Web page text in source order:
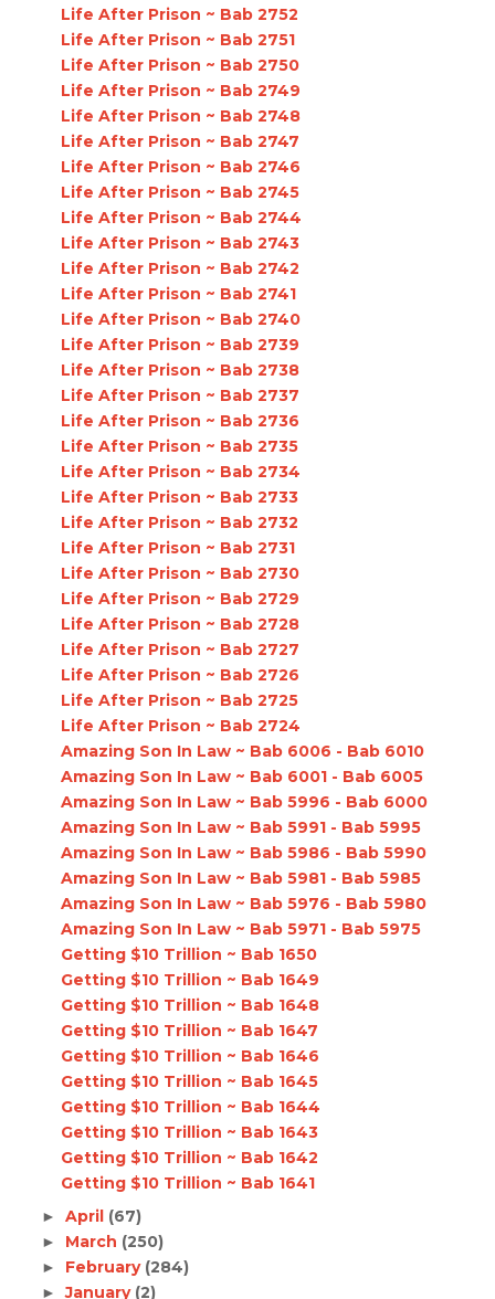
Life After Prison ~ Bab 2752
Life After Prison ~ Bab 2751
Life After Prison ~ Bab 2750
Life After Prison ~ Bab 2749
Life After Prison ~ Bab 2748
Life After Prison ~ Bab 2747
Life After Prison ~ Bab 2746
Life After Prison ~ Bab 2745
Life After Prison ~ Bab 2744
Life After Prison ~ Bab 2743
Life After Prison ~ Bab 2742
Life After Prison ~ Bab 2741
Life After Prison ~ Bab 2740
Life After Prison ~ Bab 2739
Life After Prison ~ Bab 2738
Life After Prison ~ Bab 2737
Life After Prison ~ Bab 2736
Life After Prison ~ Bab 2735
Life After Prison ~ Bab 2734
Life After Prison ~ Bab 2733
Life After Prison ~ Bab 2732
Life After Prison ~ Bab 2731
Life After Prison ~ Bab 2730
Life After Prison ~ Bab 2729
Life After Prison ~ Bab 2728
Life After Prison ~ Bab 2727
Life After Prison ~ Bab 2726
Life After Prison ~ Bab 2725
Life After Prison ~ Bab 2724
Amazing Son In Law ~ Bab 6006 - Bab 6010
Amazing Son In Law ~ Bab 6001 - Bab 6005
Amazing Son In Law ~ Bab 5996 - Bab 6000
Amazing Son In Law ~ Bab 5991 - Bab 5995
Amazing Son In Law ~ Bab 5986 - Bab 5990
Amazing Son In Law ~ Bab 5981 - Bab 5985
Amazing Son In Law ~ Bab 5976 - Bab 5980
Amazing Son In Law ~ Bab 5971 - Bab 5975
Getting $10 Trillion ~ Bab 1650
Getting $10 Trillion ~ Bab 1649
Getting $10 Trillion ~ Bab 1648
Getting $10 Trillion ~ Bab 1647
Getting $10 Trillion ~ Bab 1646
Getting $10 Trillion ~ Bab 1645
Getting $10 Trillion ~ Bab 1644
Getting $10 Trillion ~ Bab 1643
Getting $10 Trillion ~ Bab 1642
Getting $10 Trillion ~ Bab 1641
► April (67)
► March (250)
► February (284)
►January (2)